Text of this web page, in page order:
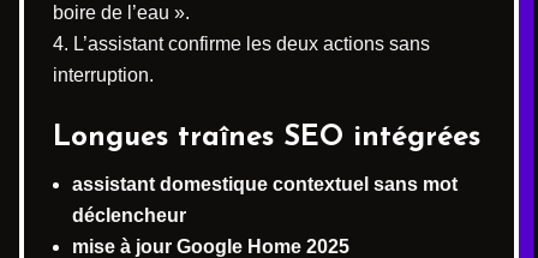
boire de l’eau ».
L’assistant confirme les deux actions sans
interruption.
Longues traînes SEO intégrées
assistant domestique contextuel sans mot
déclencheur
mise à jour Google Home 2025